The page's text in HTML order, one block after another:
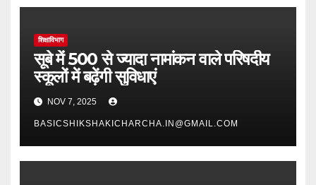
शिक्षाविभाग
सूबे में 500 से ज्यादा नामांकन वाले परिषदीय
स्कूलों में बढ़ेंगी सुविधाएं
NOV 7, 2025
BASICSHIKSHAKICHARCHA.IN@GMAIL.COM